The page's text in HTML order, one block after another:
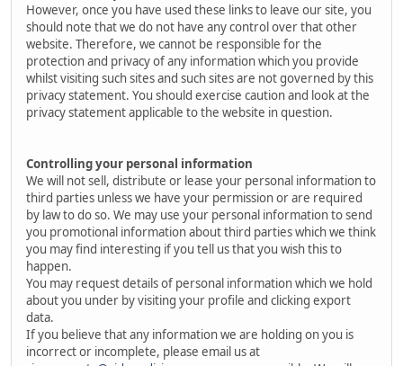
However, once you have used these links to leave our site, you
should note that we do not have any control over that other
website. Therefore, we cannot be responsible for the
protection and privacy of any information which you provide
whilst visiting such sites and such sites are not governed by this
privacy statement. You should exercise caution and look at the
privacy statement applicable to the website in question.
Controlling your personal information
We will not sell, distribute or lease your personal information to
third parties unless we have your permission or are required
by law to do so. We may use your personal information to send
you promotional information about third parties which we think
you may find interesting if you tell us that you wish this to
happen.
You may request details of personal information which we hold
about you under by visiting your profile and clicking export
data.
If you believe that any information we are holding on you is
incorrect or incomplete, please email us at